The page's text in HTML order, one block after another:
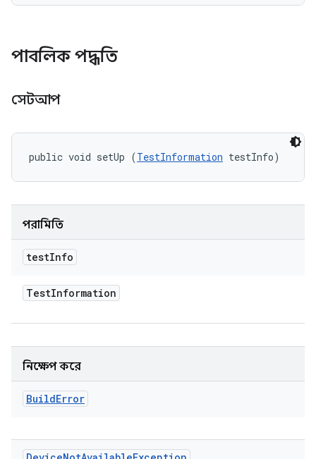
পাবলিক পদ্ধতি
সেটআপ
public void setUp (TestInformation testInfo)
পরামিতি
testInfo
TestInformation
নিক্ষেপ করে
BuildError